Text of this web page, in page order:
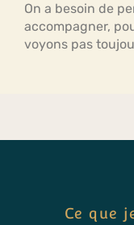
On a besoin de
accompagner,
voyons pas
Ce que